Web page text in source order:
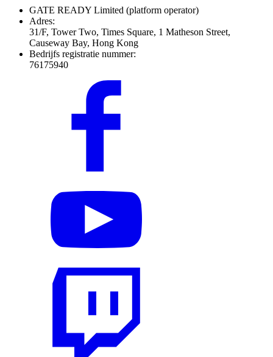
GATE READY Limited (platform operator)
Adres:
31/F, Tower Two, Times Square, 1 Matheson Street,
Causeway Bay, Hong Kong
Bedrijfs registratie nummer:
76175940